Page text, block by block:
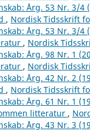
Årg. 53 Nr. 3/4
, Nordisk Tidsskrift
Årg. 53 Nr. 3/4
, Nordisk
Årg. 98 Nr. 1
, Nordisk
Årg. 42 Nr. 2
, Nordisk Tidsskrift
Årg. 61 Nr. 1
litteratur ,
Årg. 43 Nr. 3